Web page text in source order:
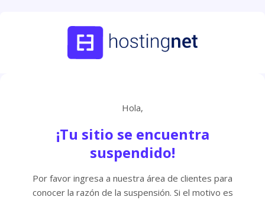
Hola,
¡Tu sitio se encuentra
suspendido!
Por favor ingresa a nuestra área de clientes para
conocer la razón de la suspensión. Si el motivo es